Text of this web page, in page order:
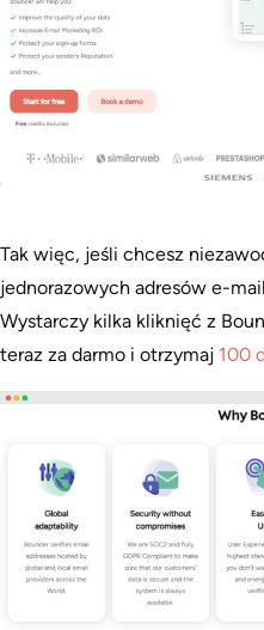
Tak więc, jeśli chcesz
jednorazowych adresów e-
Wystarczy kilka kliknięć z
teraz za darmo i otrzymaj 100